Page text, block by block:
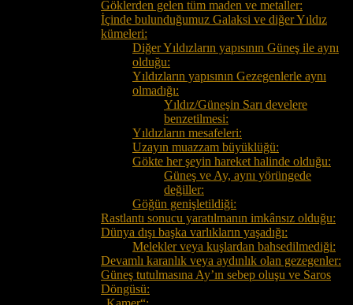
Göklerden gelen tüm maden ve metaller:
İçinde bulunduğumuz Galaksi ve diğer Yıldız
kümeleri:
Diğer Yıldızların yapısının Güneş ile aynı
olduğu:
Yıldızların yapısının Gezegenlerle aynı
olmadığı:
Yıldız/Güneşin Sarı develere
benzetilmesi:
Yıldızların mesafeleri:
Uzayın muazzam büyüklüğü:
Gökte her şeyin hareket halinde olduğu:
Güneş ve Ay, aynı yörüngede
değiller:
Göğün genişletildiği:
Rastlantı sonucu yaratılmanın imkânsız olduğu:
Dünya dışı başka varlıkların yaşadığı:
Melekler veya kuşlardan bahsedilmediği:
Devamlı karanlık veya aydınlık olan gezegenler:
Güneş tutulmasına Ay’ın sebep oluşu ve Saros
Döngüsü: